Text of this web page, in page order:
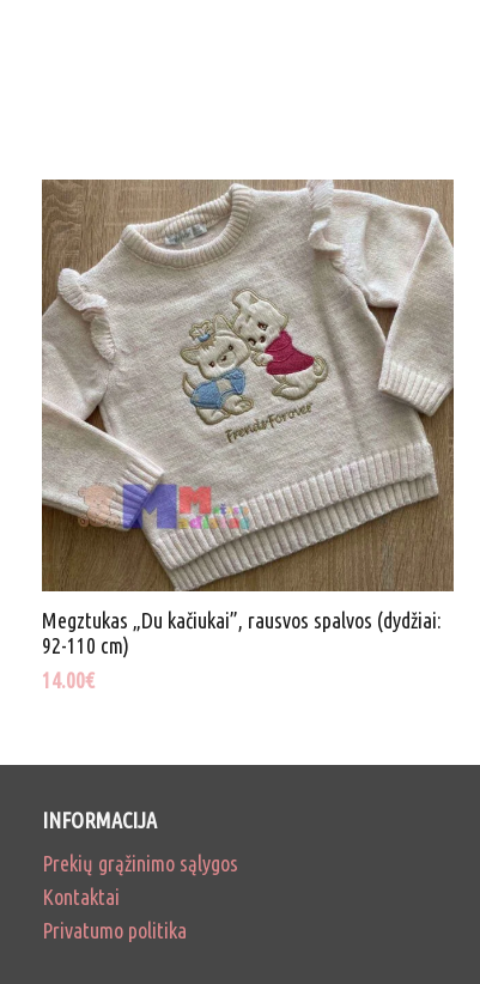
Megztukas „Du kačiukai”, rausvos spalvos (dydžiai:
92-110 cm)
14.00€
INFORMACIJA
Prekių grąžinimo sąlygos
Kontaktai
Privatumo politika